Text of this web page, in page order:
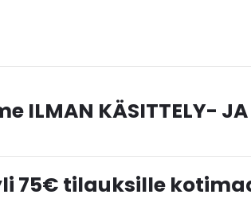
KÄSITTELY- JA
yli 75€ tilauksille